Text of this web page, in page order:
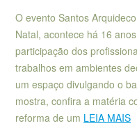
O evento Santos
Natal, acontece há 16
participação dos
trabalhos em ambientes
um espaço divulgando o
mostra, confira a matéria
reforma de um LEIA MAIS